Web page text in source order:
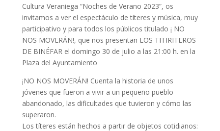
Cultura Veraniega “Noches de Verano 2023”, os
invitamos a ver el espectáculo de títeres y música, muy
participativo y para todos los públicos titulado ¡ NO
NOS MOVERÁN!, que nos presentan LOS TITIRITEROS
DE BINÉFAR el domingo 30 de julio a las 21:00 h. en la
Plaza del Ayuntamiento
¡NO NOS MOVERÁN! Cuenta la historia de unos
jóvenes que fueron a vivir a un pequeño pueblo
abandonado, las dificultades que tuvieron y cómo las
superaron.
Los títeres están hechos a partir de objetos cotidianos: